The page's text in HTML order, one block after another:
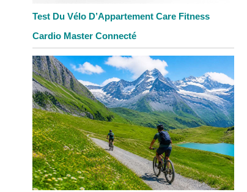
Test Du Vélo D’Appartement Care Fitness
Cardio Master Connecté